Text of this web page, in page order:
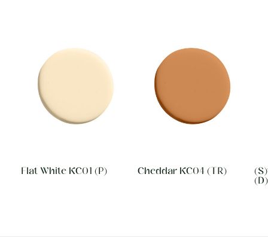
Flat White KC01 (P) Cheddar KC04 (TR)
(D)